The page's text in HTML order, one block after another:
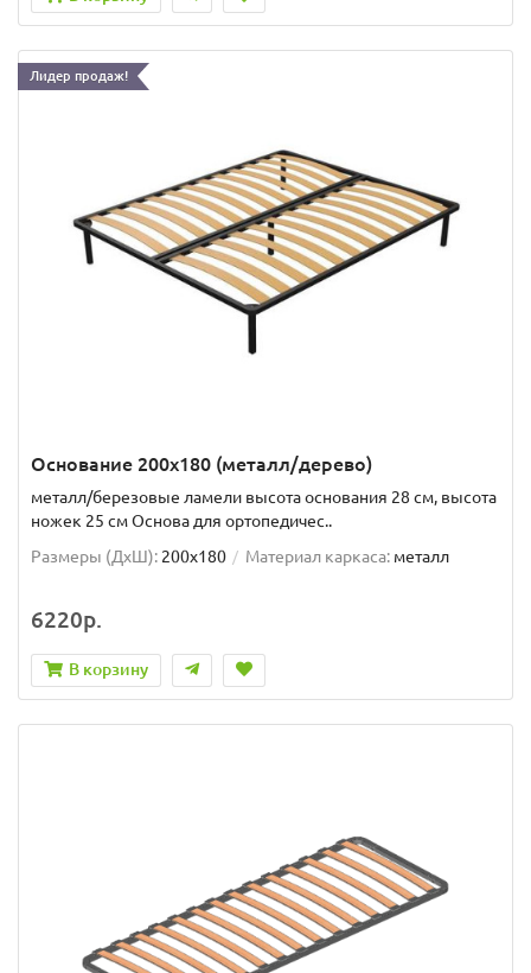
Лидер продаж!
Основание 200x180 (металл/дерево)
металл/березовые ламели высота основания 28 см, высота
ножек 25 см Основа для ортопедичес..
Размеры (ДxШ): 200x180 Материал каркаса: металл
6220р.
В корзину